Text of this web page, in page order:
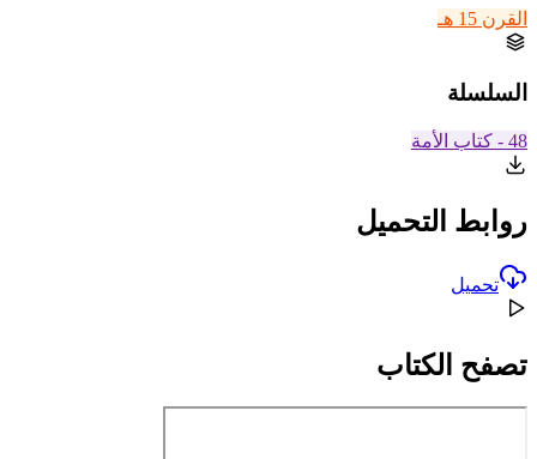
القرن 15 هـ
السلسلة
48 - كتاب الأمة
روابط التحميل
تحميل
تصفح الكتاب